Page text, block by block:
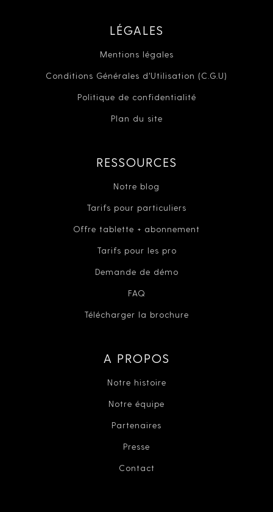
LÉGALES
Mentions légales
Conditions Générales d'Utilisation (C.G.U)
Politique de confidentialité
Plan du site
RESSOURCES
Notre blog
Tarifs pour particuliers
Offre tablette + abonnement
Tarifs pour les pro
Demande de démo
FAQ
Télécharger la brochure
A PROPOS
Notre histoire
Notre équipe
Partenaires
Presse
Contact